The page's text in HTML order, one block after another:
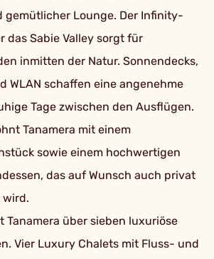
gemütlicher Lounge. Der Infinity-
das Sabie Valley sorgt für
inmitten der Natur. Sonnendecks,
WLAN schaffen eine angenehme
Tage zwischen den Ausflügen.
Tanamera mit einem
sowie einem hochwertigen
das auf Wunsch auch privat
wird.
Tanamera über sieben luxuriöse
Vier Luxury Chalets mit Fluss- und